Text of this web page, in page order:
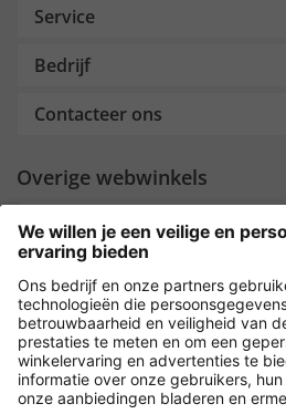
Service
Bedrijf
Contacteer ons
Overige webwinkels
Nederland
Payment and Delivery
Versleuteling met